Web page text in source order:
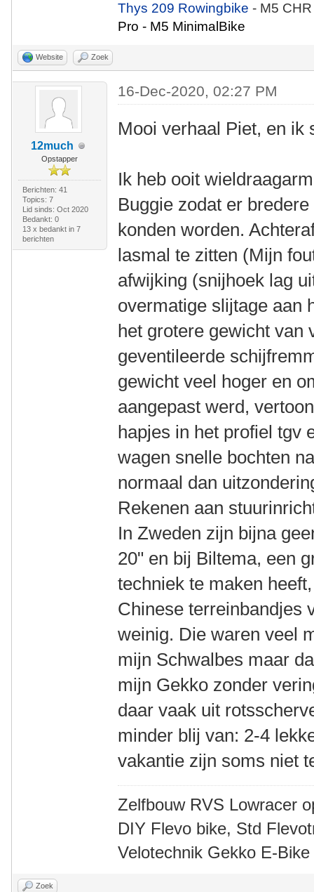
Thys 209 Rowingbike- M5
Pro - M5 MinimalBike
Website Zoek
12much
Opstapper
Berichten: 41
Topics: 7
Lid sinds: Oct 2020
Bedankt: 0
13 x bedankt in 7
berichten
16-Dec-2020, 02:27 PM
Mooi verhaal Piet, en ik
Ik heb ooit
Buggie zodat er
konden worden.
lasmal te zitten (Mijn
afwijking (snijhoek lag
overmatige slijtage aan
het grotere gewicht van
geventileerde
gewicht veel hoger en
aangepast werd,
hapjes in het profiel tgv
wagen snelle bochten
normaal dan
Rekenen aan
In Zweden zijn bijna
20" en bij Biltema, een
techniek te maken
Chinese terreinbandjes
weinig. Die waren veel
mijn Schwalbes maar
mijn Gekko zonder
daar vaak uit
minder blij van: 2-4
vakantie zijn soms niet
Zelfbouw RVS Lowracer
DIY Flevo bike, Std
Velotechnik Gekko E-Bike
Zoek